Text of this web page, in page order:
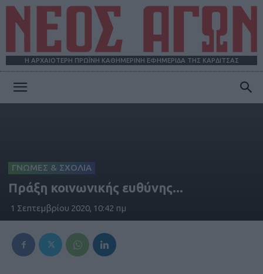
Η ΑΡΧΑΙΟΤΕΡΗ ΠΡΩΪΝΗ ΚΑΘΗΜΕΡΙΝΗ ΕΦΗΜΕΡΙΔΑ ΤΗΣ ΚΑΡΔΙΤΣΑΣ
ΓΝΩΜΕΣ & ΣΧΟΛΙΑ
Πράξη κοινωνικής ευθύνης...
1 Σεπτεμβρίου 2020, 10:42 πμ